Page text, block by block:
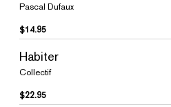
Pascal Dufaux
$14.95
Habiter
Collectif
$22.95